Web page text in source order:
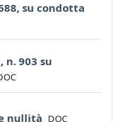
su condotta
n. 903 su
nullità File
DOC